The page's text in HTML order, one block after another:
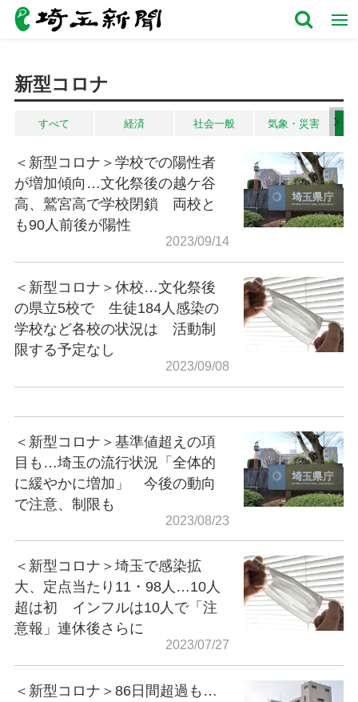
新型コロナ
すべて 経済 社会一般 気象・災害
＜新型コロナ＞学校での陽性者
が増加傾向…文化祭後の越ケ谷
高、鷲宮高で学校閉鎖 両校と
も90人前後が陽性
2023/09/14
＜新型コロナ＞休校…文化祭後
の県立5校で 生徒184人感染の
学校など各校の状況は 活動制
限する予定なし
2023/09/08
＜新型コロナ＞基準値超えの項
目も…埼玉の流行状況「全体的
に緩やかに増加」 今後の動向
で注意、制限も
2023/08/23
＜新型コロナ＞埼玉で感染拡
大、定点当たり11・98人…10人
超は初 インフルは10人で「注
意報」連休後さらに
2023/07/27
＜新型コロナ＞86日間超過も…